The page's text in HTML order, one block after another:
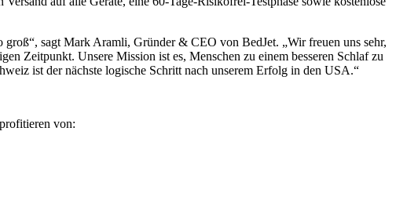
sagt Mark Aramli, Gründer & CEO von BedJet. „Wir freuen uns sehr,
Zeitpunkt. Unsere Mission ist es, Menschen zu einem besseren Schlaf zu
ist der nächste logische Schritt nach unserem Erfolg in den USA.“
von: